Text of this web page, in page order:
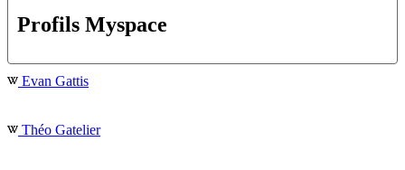
Profils Myspace
Evan Gattis
Théo Gatelier